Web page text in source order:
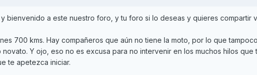
bienvenido a este nuestro foro, y tu foro si lo deseas y quieres compartir
700 kms. Hay compañeros que aún no tiene la moto, por lo que
Y ojo, eso no es excusa para no intervenir en los muchos hilos que
te apetezca iniciar.